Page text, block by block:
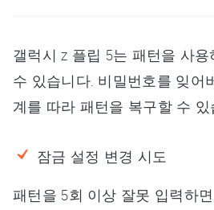
갤럭시 z 플립 5는 패턴을 사
수 있습니다. 비밀번호를 잊어
계를 따라 패턴을 복구할 수 있
잠금 설정 변경 시도
패턴을 5회 이상 잘못 입력하